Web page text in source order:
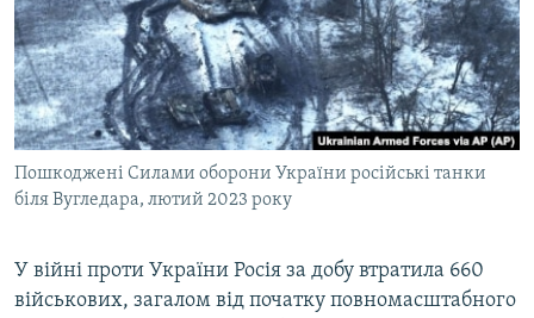
ФОТО
СПЕЦПРОЄКТИ
ПОДКАСТИ
КРИМ РЕАЛІЇ
РУС
КТАТ
Пошкоджені Силами оборони України російські танки
біля Вугледара, лютий 2023 року
У війні проти України Росія за добу втратила 660
військових, загалом від початку повномасштабного